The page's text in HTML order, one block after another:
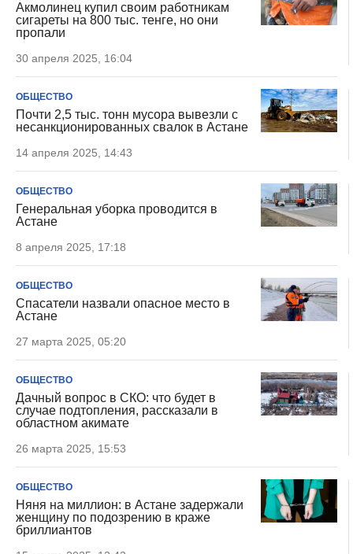
Акмолинец купил своим работникам
сигареты на 800 тыс. тенге, но они
пропали
30 апреля 2025, 16:04
ОБЩЕСТВО
Почти 2,5 тыс. тонн мусора вывезли с
несанкционированных свалок в Астане
14 апреля 2025, 14:43
ОБЩЕСТВО
Генеральная уборка проводится в
Астане
8 апреля 2025, 17:18
ОБЩЕСТВО
Спасатели назвали опасное место в
Астане
27 марта 2025, 05:20
ОБЩЕСТВО
Дачный вопрос в СКО: что будет в
случае подтопления, рассказали в
областном акимате
26 марта 2025, 15:53
ОБЩЕСТВО
Няня на миллион: в Астане задержали
женщину по подозрению в краже
бриллиантов